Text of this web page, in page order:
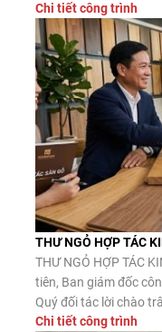
Quý đối tác lời chào
công. Công ty CP Sàn
Chi tiết công trình
THƯ NGỎ HỢP TÁC
THƯ NGỎ HỢP TÁC
tiên, Ban giám đốc
Quý đối tác lời chào
công. Công ty CP Sàn
Chi tiết công trình